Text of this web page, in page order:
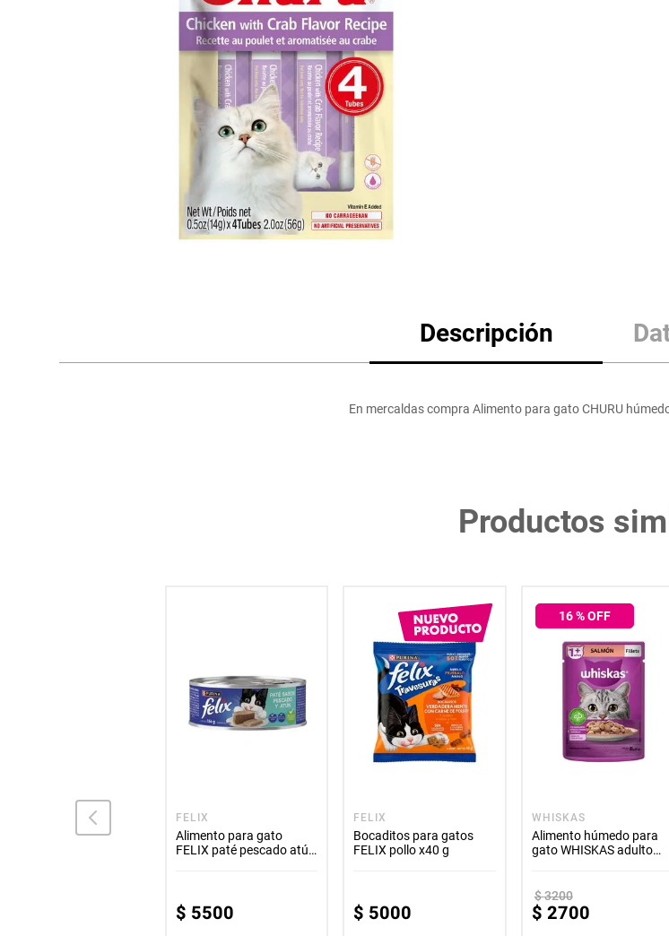
lácteos y refrigerados
otros
Descripción
En mercaldas compra Alimento para gato CHURU
Productos
para gato CAT
FELIX
Alimento para gato
FELIX paté pescado atún
$ 5500
FELIX
Bocaditos para gatos
FELIX pollo x40 g
$ 5000
16% OFF
WHISKAS
Alimento húmedo para
gato WHISKAS adulto
$3200
$ 2700
Mantequilla